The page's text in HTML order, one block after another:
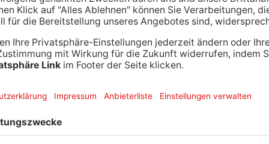
Pfarrer Harald Christian Röper vor. Wie
gegen den 83 Jahre alten Priester schon in
Ermittlungen und ein anstehender Prozess
ist, sieht sich erneut mit